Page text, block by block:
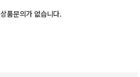
상품문의가 없습니다.